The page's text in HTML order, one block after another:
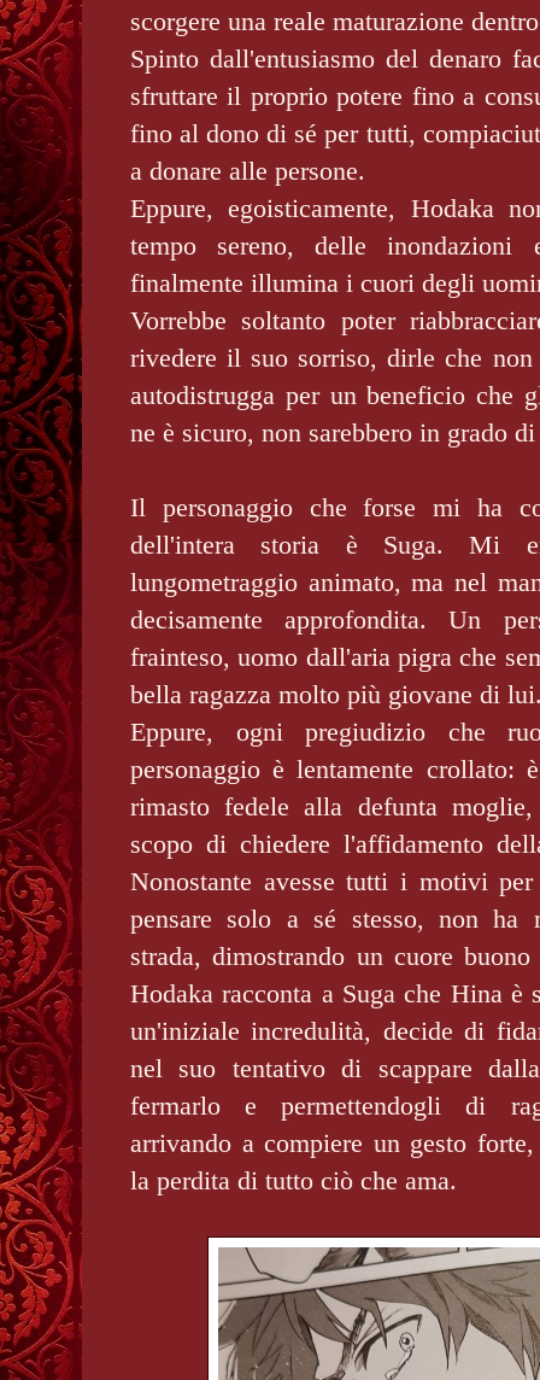
scorgere una reale maturazione
Spinto dall'entusiasmo del denaro
sfruttare il proprio potere fino a
fino al dono di sé per tutti,
a donare alle persone.
Eppure, egoisticamente, Hodaka
tempo sereno, delle
finalmente illumina i cuori degli
Vorrebbe soltanto poter
rivedere il suo sorriso, dirle che
autodistrugga per un beneficio che
ne è sicuro, non sarebbero in grado
Il personaggio che forse mi ha
dell'intera storia è Suga. Mi
lungometraggio animato, ma nel
decisamente approfondita. Un
frainteso, uomo dall'aria pigra che
bella ragazza molto più giovane di
Eppure, ogni pregiudizio che
personaggio è lentamente crollato:
rimasto fedele alla defunta
scopo di chiedere l'affidamento
Nonostante avesse tutti i motivi
pensare solo a sé stesso, non ha
strada, dimostrando un cuore
Hodaka racconta a Suga che Hina è
un'iniziale incredulità, decide di
nel suo tentativo di scappare
fermarlo e permettendogli di
arrivando a compiere un gesto
la perdita di tutto ciò che ama.